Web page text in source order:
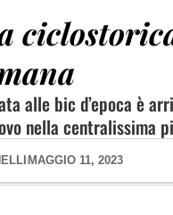
alle bic d’epoca è
nella centralissima
MAGGIO 11, 2023